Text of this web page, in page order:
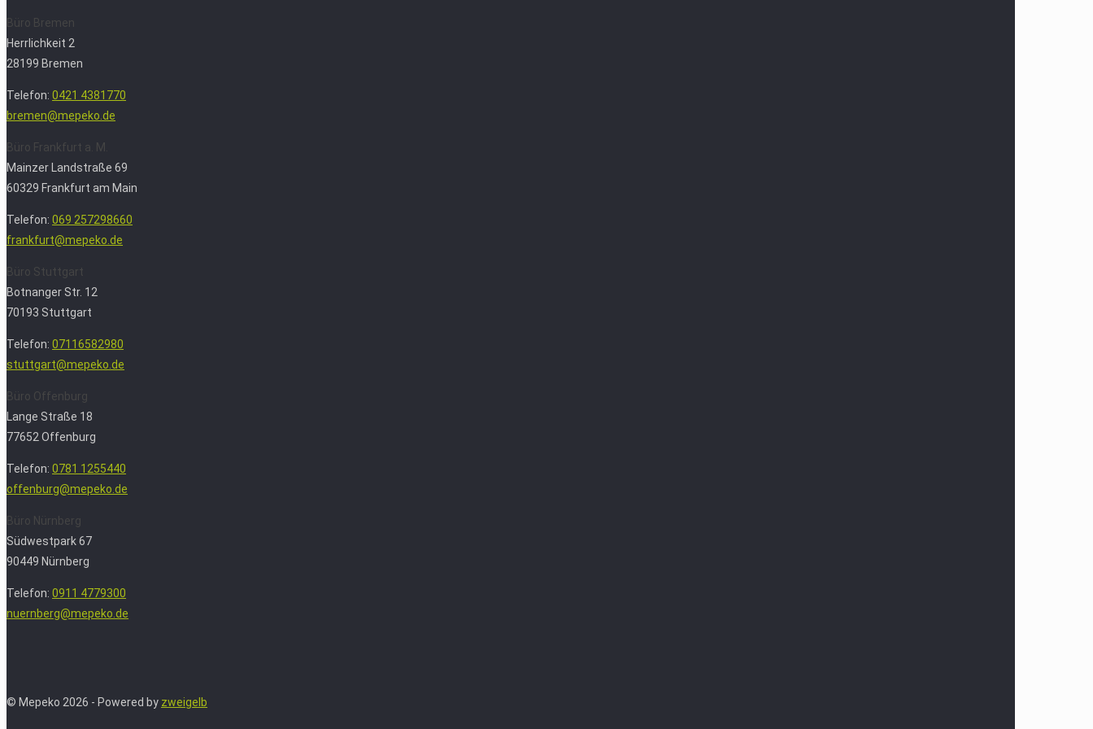
Büro Bremen
Herrlichkeit 2
28199 Bremen
Telefon: 0421 4381770
bremen@mepeko.de
Büro Frankfurt a. M.
Mainzer Landstraße 69
60329 Frankfurt am Main
Telefon: 069 257298660
frankfurt@mepeko.de
Büro Stuttgart
Botnanger Str. 12
70193 Stuttgart
Telefon: 07116582980
stuttgart@mepeko.de
Büro Offenburg
Lange Straße 18
77652 Offenburg
Telefon: 0781 1255440
offenburg@mepeko.de
Büro Nürnberg
Südwestpark 67
90449 Nürnberg
Telefon: 0911 4779300
nuernberg@mepeko.de
© Mepeko 2026 - Powered by zweigelb